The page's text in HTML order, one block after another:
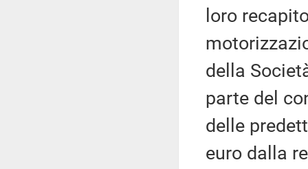
loro
della
parte del
delle
euro dalla